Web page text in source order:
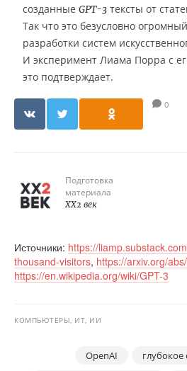
созданные GPT-3 тексты от
Так что это безусловно
разработки систем
И эксперимент Лиама Порра с
это подтверждает.
0
Подготовка
материала
XX2 век
Источники: https://
thousand-visitors, https://arxiv.org/
https://en.wikipedia.org/wiki/GPT-3
КОМПЬЮТЕРЫ, ИТ, ИИ
OpenAI